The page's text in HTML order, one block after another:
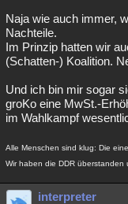
Naja wie auch immer,
Nachteile.
Im Prinzip hatten wir
(Schatten-) Koalition.
Und ich bin mir sogar
groKo eine MwSt.-
im Wahlkampf
Alle Menschen sind klug: Die
Wir haben die DDR überstanden
interpreter